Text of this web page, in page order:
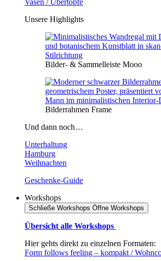
Unsere Highlights
Bilder- & Sammelleiste Mooo
Bilderrahmen Frame
Und dann noch…
Unterhaltung
Hamburg
Weihnachten
Geschenke-Guide
Workshops
Schließe Workshops Öffne Workshops
Übersicht alle Workshops
Hier gehts direkt zu einzelnen Formaten:
Form follows feeling – kompakt /